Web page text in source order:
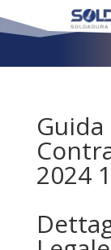
2024